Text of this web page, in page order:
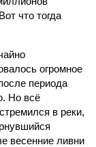
что тогда
огромное
периода
Но всё
в реки,
весенние ливни